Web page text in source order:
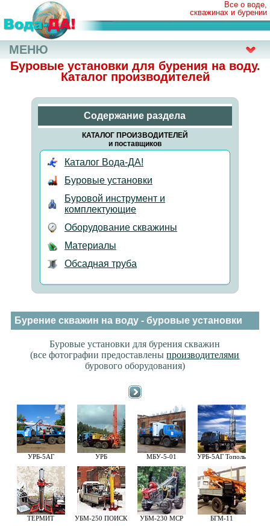
Все о воде,
скважинах и бурении
Буровые установки для бурения на воду.
Каталог производителей
Содержание раздела
КАТАЛОГ ПРОИЗВОДИТЕЛЕЙ
и поставщиков
Каталог Вода-ДА!
Буровые установки
Буровой инструмент и
комплектующие
Оборудование скважины
Материалы
Обсадная труба
Бурение скважин на воду - буровые установки
Буровые установки для бурения скважин
(все фотографии предоставленыпроизводителями
бурового оборудования)
УРБ-5АГ УРБ МБУ-5-01 УРБ-5АГ Тополь
ТЕРМИТ УБМ-250 ПОИСК УБМ-230 МСР БГМ-11
МЕНЮ